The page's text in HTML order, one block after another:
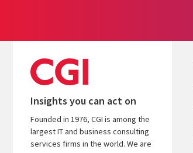
Insights you can act on
Founded in 1976, CGI is among the
largest IT and business consulting
services firms in the world. We are